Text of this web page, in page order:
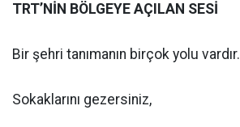
TRT’NİN BÖLGEYE AÇILAN SESİ
Bir şehri tanımanın birçok yolu vardır.
Sokaklarını gezersiniz,